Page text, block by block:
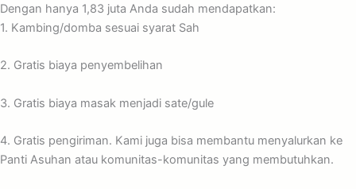
Dengan hanya 1,83 juta Anda sudah mendapatkan:
1. Kambing/domba sesuai syarat Sah
2. Gratis biaya penyembelihan
3. Gratis biaya masak menjadi sate/gule
4. Gratis pengiriman. Kami juga bisa membantu menyalurkan ke
Panti Asuhan atau komunitas-komunitas yang membutuhkan.